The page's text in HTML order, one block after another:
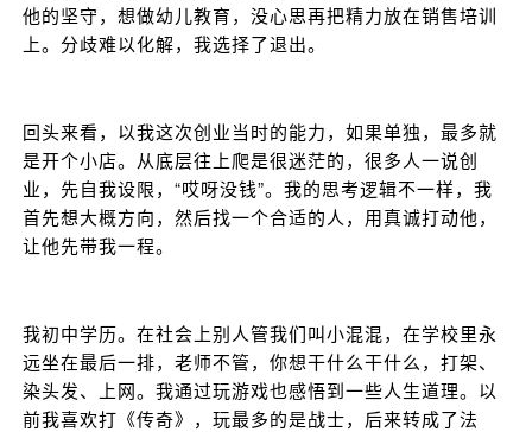
他的坚守，想做幼儿教育，没心思再把精力放在销售培训
上。分歧难以化解，我选择了退出。
回头来看，以我这次创业当时的能力，如果单独，最多就
是开个小店。从底层往上爬是很迷茫的，很多人一说创
业，先自我设限，“哎呀没钱”。我的思考逻辑不一样，我
首先想大概方向，然后找一个合适的人，用真诚打动他，
让他先带我一程。
我初中学历。在社会上别人管我们叫小混混，在学校里永
远坐在最后一排，老师不管，你想干什么干什么，打架、
染头发、上网。我通过玩游戏也感悟到一些人生道理。以
前我喜欢打《传奇》，玩最多的是战士，后来转成了法